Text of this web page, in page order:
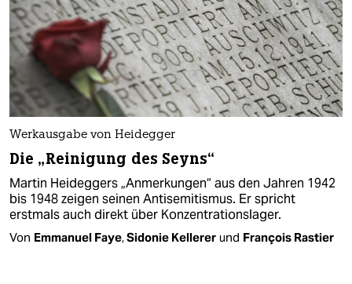
Werkausgabe von Heidegger
Die „Reinigung des Seyns“
Martin Heideggers „Anmerkungen“ aus den Jahren 1942
bis 1948 zeigen seinen Antisemitismus. Er spricht
erstmals auch direkt über Konzentrationslager.
Von Emmanuel Faye,Sidonie Kellerer und François Rastier